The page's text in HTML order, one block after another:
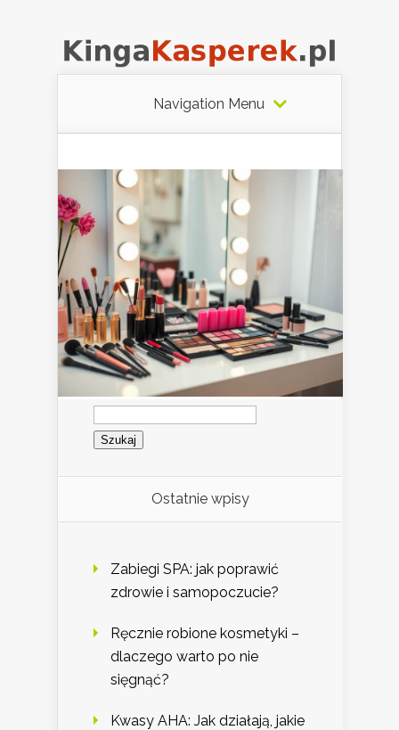
Navigation Menu
Szukaj:
Ostatnie wpisy
Zabiegi SPA: jak poprawić
zdrowie i samopoczucie?
Ręcznie robione kosmetyki –
dlaczego warto po nie
sięgnąć?
Kwasy AHA: Jak działają, jakie